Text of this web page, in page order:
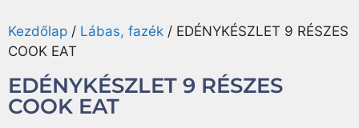
Kezdőlap / Lábas, fazék / EDÉNYKÉSZLET 9 RÉSZES
COOK EAT
EDÉNYKÉSZLET 9 RÉSZES
COOK EAT